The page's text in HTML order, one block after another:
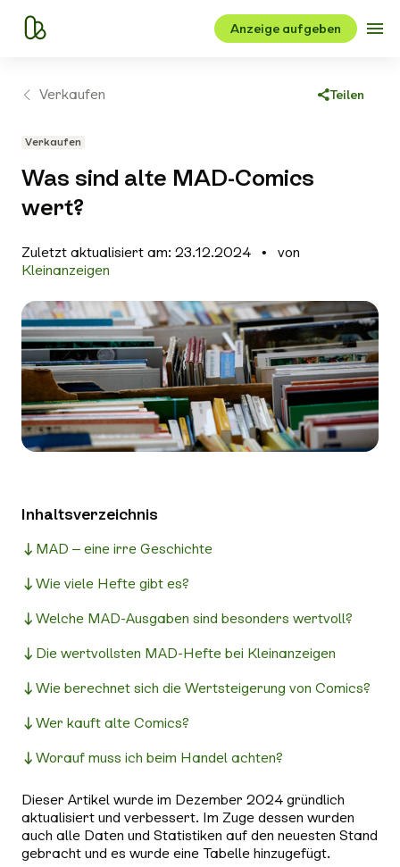
Anzeige aufgeben
Verkaufen Teilen
E-Mail
Verkaufen
Was sind alte MAD-Comics
wert?
Zuletzt aktualisiert am: 23.12.2024
von
Kleinanzeigen
Inhaltsverzeichnis
MAD – eine irre Geschichte
Wie viele Hefte gibt es?
Welche MAD-Ausgaben sind besonders wertvoll?
Die wertvollsten MAD-Hefte bei Kleinanzeigen
Wie berechnet sich die Wertsteigerung von Comics?
Wer kauft alte Comics?
Worauf muss ich beim Handel achten?
Dieser Artikel wurde im Dezember 2024 gründlich
aktualisiert und verbessert. Im Zuge dessen wurden
auch alle Daten und Statistiken auf den neuesten Stand
gebracht und es wurde eine Tabelle hinzugefügt.